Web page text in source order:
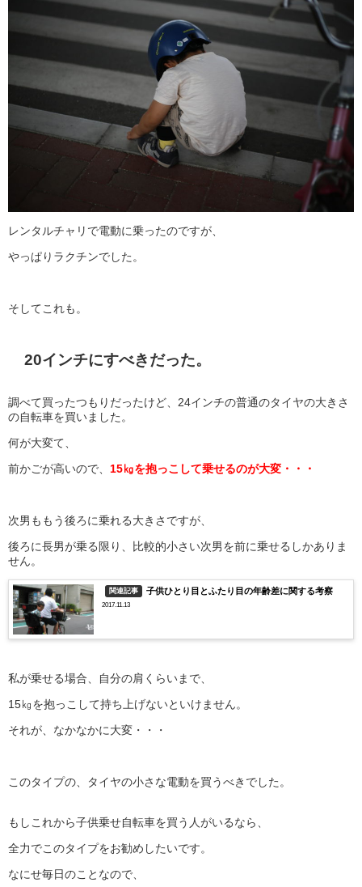
レンタルチャリで電動に乗ったのですが、
やっぱりラクチンでした。
そしてこれも。
20インチにすべきだった。
調べて買ったつもりだったけど、24インチの普通のタイヤの大きさ
の自転車を買いました。
何が大変て、
前かごが高いので、 15㎏を抱っこして乗せるのが大変・・・
次男ももう後ろに乗れる大きさですが、
後ろに長男が乗る限り、比較的小さい次男を前に乗せるしかありま
せん。
関連記事 子供ひとり目とふたり目の年齢差に関する考察
2017.11.13
私が乗せる場合、自分の肩くらいまで、
15㎏を抱っこして持ち上げないといけません。
それが、なかなかに大変・・・
このタイプの、タイヤの小さな電動を買うべきでした。
もしこれから子供乗せ自転車を買う人がいるなら、
全力でこのタイプをお勧めしたいです。
なにせ毎日のことなので、